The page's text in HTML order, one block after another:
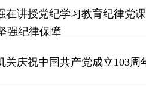
在讲授党纪学习教育纪律
强纪律保障
关庆祝中国共产党成立103